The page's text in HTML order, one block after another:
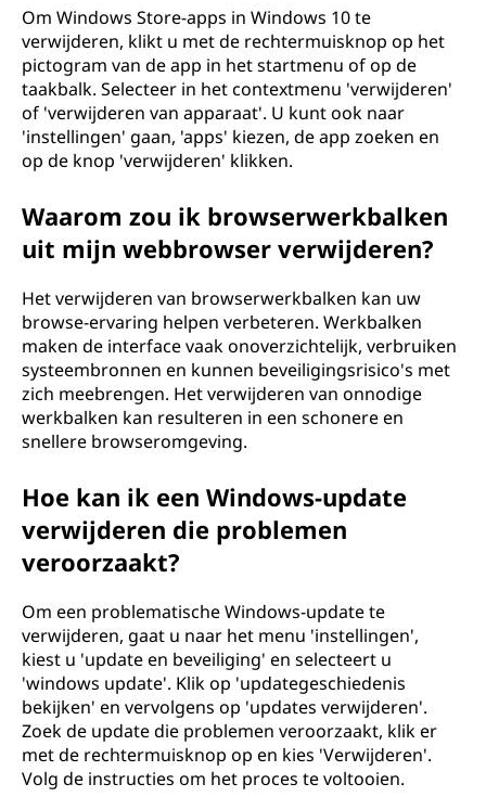
Om Windows Store-apps in Windows 10 te
verwijderen, klikt u met de rechtermuisknop op het
pictogram van de app in het startmenu of op de
taakbalk. Selecteer in het contextmenu 'verwijderen'
of 'verwijderen van apparaat'. U kunt ook naar
'instellingen' gaan, 'apps' kiezen, de app zoeken en
op de knop 'verwijderen' klikken.
Waarom zou ik browserwerkbalken
uit mijn webbrowser verwijderen?
Het verwijderen van browserwerkbalken kan uw
browse-ervaring helpen verbeteren. Werkbalken
maken de interface vaak onoverzichtelijk, verbruiken
systeembronnen en kunnen beveiligingsrisico's met
zich meebrengen. Het verwijderen van onnodige
werkbalken kan resulteren in een schonere en
snellere browseromgeving.
Hoe kan ik een Windows-update
verwijderen die problemen
veroorzaakt?
Om een problematische Windows-update te
verwijderen, gaat u naar het menu 'instellingen',
kiest u 'update en beveiliging' en selecteert u
'windows update'. Klik op 'updategeschiedenis
bekijken' en vervolgens op 'updates verwijderen'.
Zoek de update die problemen veroorzaakt, klik er
met de rechtermuisknop op en kies 'Verwijderen'.
Volg de instructies om het proces te voltooien.